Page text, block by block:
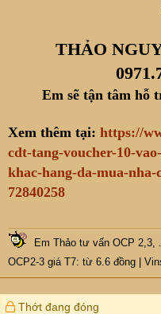
THẢO
Em sẽ tận tâm hỗ
Xem thêm tại: https://
cdt-tang-voucher-10-
khac-hang-da-mua-nha-
72840258
Em Thảo tư vấn OCP 2,3, ..
OCP2-3 giá T7: từ 6.6 đồng |
Thớt đang đóng